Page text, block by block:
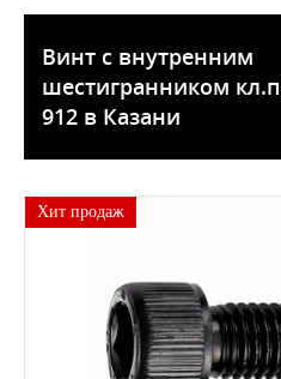
Винт с внутренним
шестигранником
912 в Казани
Хит продаж